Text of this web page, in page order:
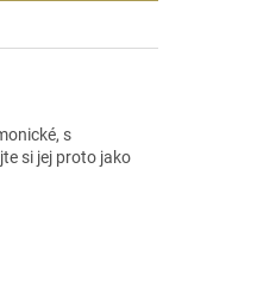
s
si jej proto jako